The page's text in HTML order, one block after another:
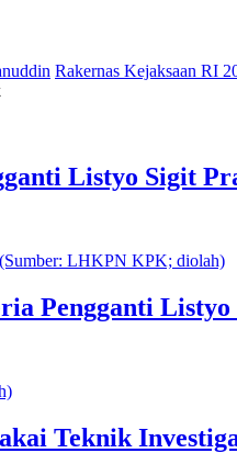
Rakernas Kejaksaan RI
Listyo Sigit
Pengganti Listyo
Teknik